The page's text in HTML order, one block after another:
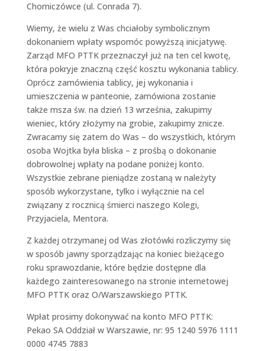
Chomiczówce (ul. Conrada 7).
Wiemy, że wielu z Was chciałoby symbolicznym
dokonaniem wpłaty wspomóc powyższą inicjatywę.
Zarząd MFO PTTK przeznaczył już na ten cel kwotę,
która pokryje znaczną część kosztu wykonania tablicy.
Oprócz zamówienia tablicy, jej wykonania i
umieszczenia w panteonie, zamówiona zostanie
także msza św. na dzień 13 września, zakupimy
wieniec, który złożymy na grobie, zakupimy znicze.
Zwracamy się zatem do Was – do wszystkich, którym
osoba Wojtka była bliska – z prośbą o dokonanie
dobrowolnej wpłaty na podane poniżej konto.
Wszystkie zebrane pieniądze zostaną w należyty
sposób wykorzystane, tylko i wyłącznie na cel
związany z rocznicą śmierci naszego Kolegi,
Przyjaciela, Mentora.
Z każdej otrzymanej od Was złotówki rozliczymy się
w sposób jawny sporządzając na koniec bieżącego
roku sprawozdanie, które będzie dostępne dla
każdego zainteresowanego na stronie internetowej
MFO PTTK oraz O/Warszawskiego PTTK.
Wpłat prosimy dokonywać na konto MFO PTTK:
Pekao SA Oddział w Warszawie, nr: 95 1240 5976 1111
0000 4745 7883